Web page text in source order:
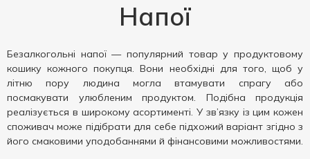
Напої
Безалкогольні напої — популярний товар у продуктовому
кошику кожного покупця. Вони необхідні для того, щоб у
літню пору людина могла втамувати спрагу або
посмакувати улюбленим продуктом. Подібна продукція
реалізується в широкому асортименті. У зв’язку із цим кожен
споживач може підібрати для себе підхожий варіант згідно з
його смаковими уподобаннями й фінансовими можливостями.